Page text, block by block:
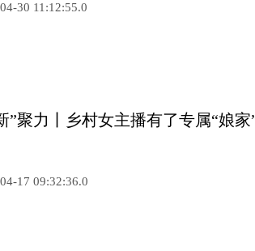
30 11:12:55.0
”聚力丨乡村女主播有了专属“娘家”
17 09:32:36.0